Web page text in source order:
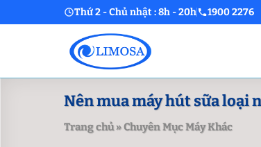
to
Thứ 2 - Chủ nhật : 8h - 20h 1900 2276
Nên mua máy hút sữa loại
Trang chủ»Chuyên Mục Máy Khác